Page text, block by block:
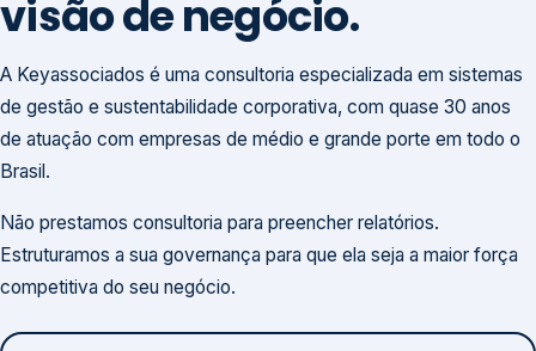
visão de negócio.
A Keyassociados é uma consultoria especializada em sistemas
de gestão e sustentabilidade corporativa, com quase 30 anos
de atuação com empresas de médio e grande porte em todo o
Brasil.
Não prestamos consultoria para preencher relatórios.
Estruturamos a sua governança para que ela seja a maior força
competitiva do seu negócio.